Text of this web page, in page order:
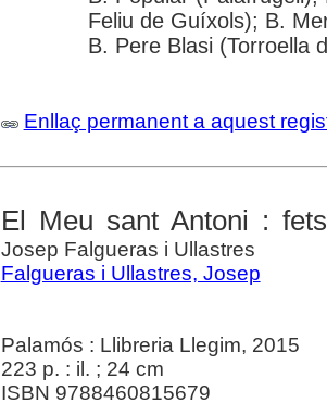
Feliu de Guíxols); B.
B. Pere Blasi (Torroella
Enllaç permanent a aquest
El Meu sant Antoni :
Josep Falgueras i Ullastres
Falgueras i Ullastres, Josep
Palamós : Llibreria Llegim, 2015
223 p. : il. ; 24 cm
ISBN 9788460815679